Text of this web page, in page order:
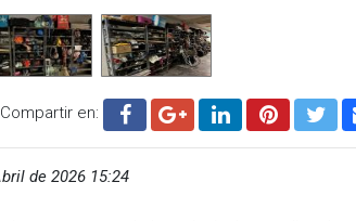
Compartir en:
de 2026 15:24